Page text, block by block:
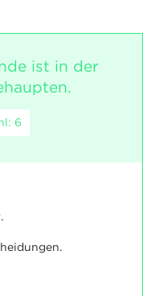
ist in der
6